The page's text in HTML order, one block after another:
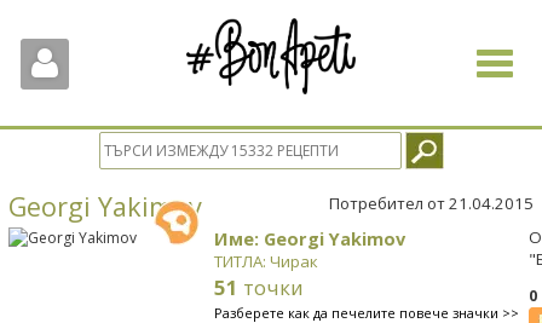
Toggle
Georgi Yakimov Потребител от 21.04.2015
Име: Georgi Yakimov
ТИТЛА: Чирак
51 точки
Разберете как да печелите повече значки >>